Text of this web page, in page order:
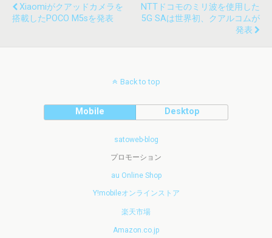
Xiaomiがクアッドカメラを
搭載したPOCO M5sを発表
NTTドコモのミリ波を使用した
5G SAは世界初、クアルコムが
発表
Back to top
Mobile Desktop
satoweb-blog
プロモーション
au Online Shop
Y!mobileオンラインストア
楽天市場
Amazon.co.jp